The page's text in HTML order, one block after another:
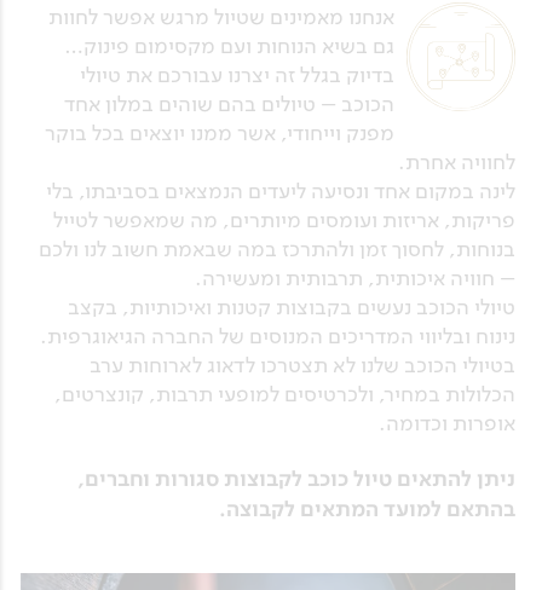
אנחנו מאמינים שטיול מרגש אפשר לחוות
גם בשיא הנוחות ועם מקסימום פינוק…
בדיוק בגלל זה יצרנו עבורכם את טיולי
הכוכב – טיולים בהם שוהים במלון אחד
מפנק וייחודי, אשר ממנו יוצאים בכל בוקר
לחוויה אחרת.
לינה במקום אחד ונסיעה ליעדים הנמצאים בסביבתו, בלי
פריקות, אריזות ועומסים מיותרים, מה שמאפשר לטייל
בנוחות, לחסוך זמן ולהתרכז במה שבאמת חשוב לנו ולכם
– חוויה איכותית, תרבותית ומעשירה.
טיולי הכוכב נעשים בקבוצות קטנות ואיכותיות, בקצב
נינוח ובליווי המדריכים המנוסים של החברה הגיאוגרפית.
בטיולי הכוכב שלנו לא תצטרכו לדאוג לארוחות ערב
הכלולות במחיר, ולכרטיסים למופעי תרבות, קונצרטים,
אופרות וכדומה.
ניתן להתאים טיול כוכב לקבוצות סגורות וחברים,
בהתאם למועד המתאים לקבוצה.